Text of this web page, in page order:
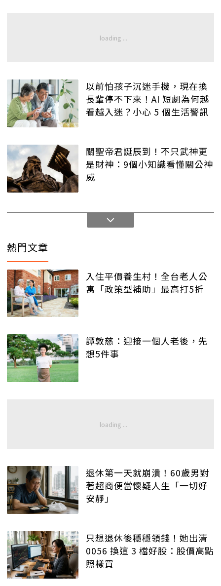
以前怕孩子沉迷手機，現在換
長輩停不下來！AI 短劇為何越
看越入迷？小心 5 個生活警訊
關聖帝君誕辰到！不只武神更
是財神：9個小知識看懂關公神
威
熱門文章
入住平價養生村！全台老人公
寓「政策型補助」最高打5折
譚敦慈：迎接一個人老後，先
想5件事
退休第一天就崩潰！60歲男對
著超商便當懷疑人生「一切好
安靜」
只想退休後穩穩領錢！她出清
0056 換這 3 檔好股：股價高點
照樣買